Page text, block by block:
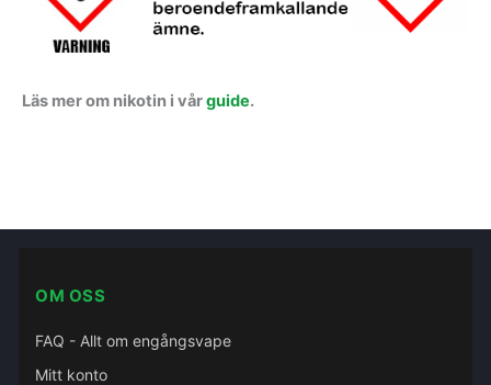
Läs mer om nikotin i vårguide.
OM OSS
FAQ - Allt om engångsvape
Mitt konto